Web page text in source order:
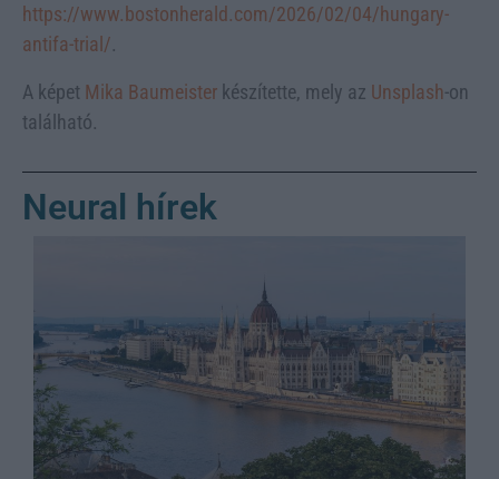
https://www.bostonherald.com/2026/02/04/hungary-
antifa-trial/.
A képet Mika Baumeister készítette, mely az Unsplash-on
található.
Neural hírek